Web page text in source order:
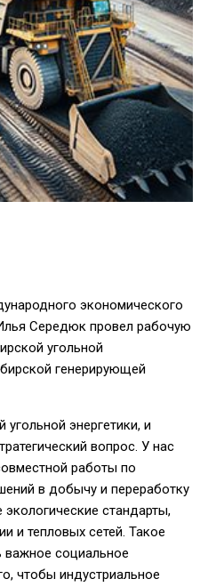
экономического
Середюк провел рабочую
угольной
генерирующей
энергетики, и
вопрос. У нас
работы по
в добычу и переработку
стандарты,
и тепловых сетей. Такое
важное социальное
чтобы индустриальное